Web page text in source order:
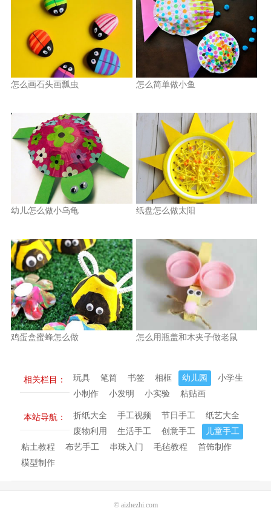
怎么画石头画瓢虫 怎么简单做小鱼
幼儿怎么做小乌龟 纸盘怎么做太阳
鸡蛋盒蜜蜂怎么做 怎么用瓶盖和木夹子做老鼠
相关栏目： 玩具 笔筒 书签 相框 幼儿园
小学生
小制作
小发明 小实验 粘贴画
本站导航： 折纸大全 手工视频 节日手工
纸艺大全
废物利用
生活手工 创意手工
儿童手工
粘土教程
布艺手工 串珠入门 毛毡教程
首饰制作
模型制作
© aizhezhi.com